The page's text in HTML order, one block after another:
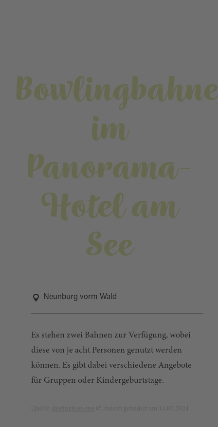
im
Panorama-
Hotel am
See
Neunburg vorm Wald
Es stehen zwei Bahnen zur Verfügung, wobei
diese von je acht Personen genutzt werden
können. Es gibt dabei verschiedene Angebote
für Gruppen oder Kindergeburtstage.